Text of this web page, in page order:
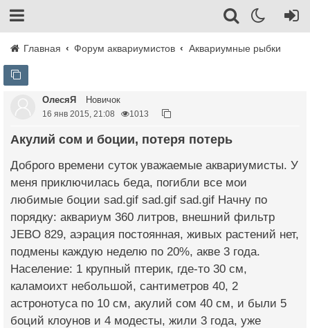
Главная Форум аквариумистов Аквариумные рыбки
ОлесяЯ Новичок
16 янв 2015, 21:08 1013
Акулий сом и боции, потеря потерь
Доброго времени суток уважаемые аквариумисты. У
меня приключилась беда, погибли все мои
любимые боции sad.gif sad.gif sad.gif Начну по
порядку: аквариум 360 литров, внешний фильтр
JEBO 829, аэрация постоянная, живых растений нет,
подмены каждую неделю по 20%, акве 3 года.
Население: 1 крупный птерик, где-то 30 см,
каламоихт небольшой, сантиметров 40, 2
астронотуса по 10 см, акулий сом 40 см, и были 5
боций клоунов и 4 модесты, жили 3 года, уже